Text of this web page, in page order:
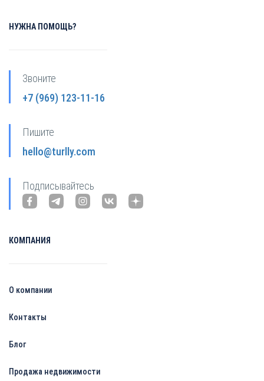
НУЖНА ПОМОЩЬ?
Звоните
+7 (969) 123-11-16
Пишите
hello@turlly.com
Подписывайтесь
КОМПАНИЯ
О компании
Контакты
Блог
Продажа недвижимости